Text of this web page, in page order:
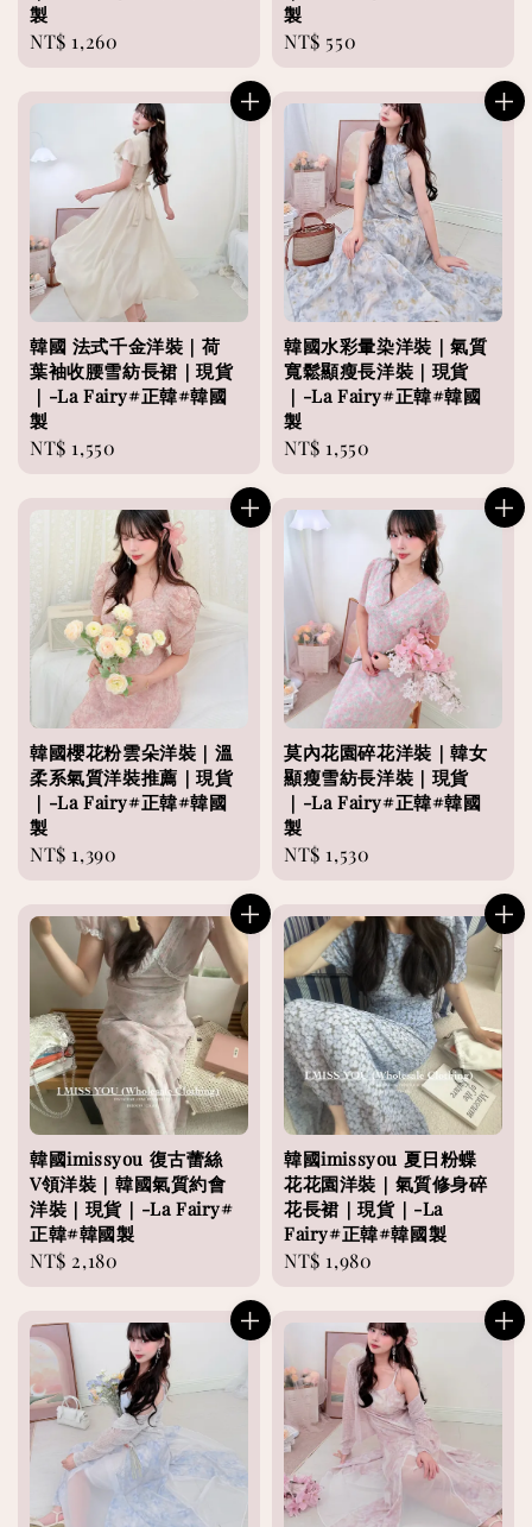
製
Regular
NT$ 1,260
製
Regular
NT$ 550
韓國 法式千金洋裝｜荷
葉袖收腰雪紡長裙｜現貨
｜-La Fairy#正韓#韓國
製
Regular
NT$ 1,550
韓國水彩暈染洋裝｜氣質
寬鬆顯瘦長洋裝｜現貨
｜-La Fairy#正韓#韓國
製
Regular
NT$ 1,550
韓國櫻花粉雲朵洋裝｜溫
柔系氣質洋裝推薦｜現貨
｜-La Fairy#正韓#韓國
製
Regular
NT$ 1,390
莫內花園碎花洋裝｜韓女
顯瘦雪紡長洋裝｜現貨
｜-La Fairy#正韓#韓國
製
Regular
NT$ 1,530
韓國imissyou 復古蕾絲
V領洋裝｜韓國氣質約會
洋裝｜現貨｜-La Fairy#
正韓#韓國製
Regular
NT$ 2,180
韓國imissyou 夏日粉蝶
花花園洋裝｜氣質修身碎
花長裙｜現貨｜-La
Fairy#正韓#韓國製
Regular
NT$ 1,980